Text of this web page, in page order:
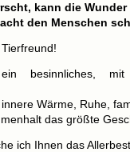
kann die
den Menschen
besinnliches,
Wärme, Ruhe,
das größte
ich Ihnen das